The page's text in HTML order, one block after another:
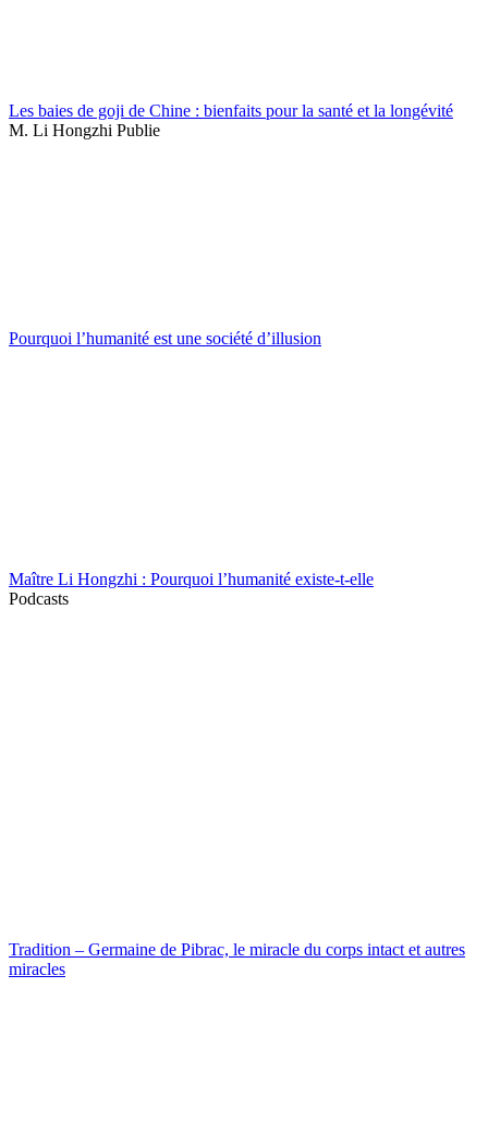
Les baies de goji de Chine : bienfaits pour la santé et la longévité
M. Li Hongzhi Publie
Pourquoi l’humanité est une société d’illusion
Maître Li Hongzhi : Pourquoi l’humanité existe-t-elle
Podcasts
Tradition – Germaine de Pibrac, le miracle du corps intact et autres
miracles